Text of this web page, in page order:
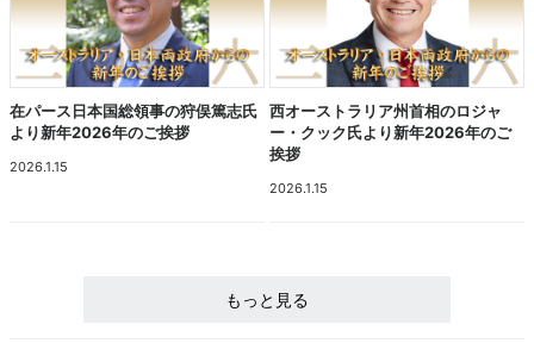
在パース日本国総領事の狩俣篤志氏
より新年2026年のご挨拶
2026.1.15
西オーストラリア州首相のロジャ
ー・クック氏より新年2026年のご
挨拶
2026.1.15
もっと見る